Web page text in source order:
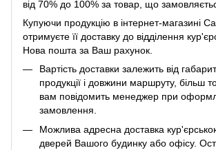
від 70% до 100% за товар, що
Купуючи продукцію в інтернет-магазині
отримуєте її доставку до відділення
Нова пошта за Ваш рахунок.
Вартість доставки залежить від
продукції і довжини маршруту, більш
вам повідомить менеджер при
замовлення.
Можлива адресна доставка
дверей Вашого будинку або офісу.